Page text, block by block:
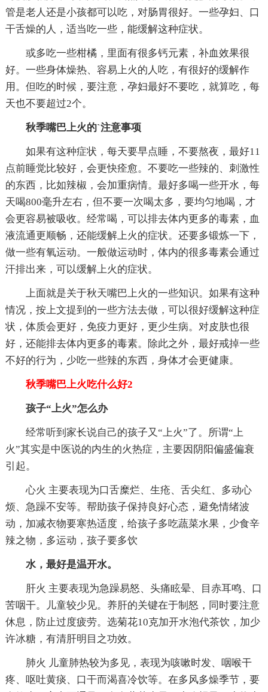
管是老人还是小孩都可以吃，对肠胃很好。一些孕妇、口
干舌燥的人，适当吃一些，能缓解这种症状。
或多吃一些柑橘，里面有很多钙元素，补血效果很
好。一些身体燥热、容易上火的人吃，有很好的缓解作
用。但吃的时候，要注意，孕妇最好不要吃，就算吃，每
天也不要超过2个。
秋季嘴巴上火的`注意事项
如果有这种症状，每天要早点睡，不要熬夜，最好11
点前睡觉比较好，会更快痊愈。不要吃一些辣的、刺激性
的东西，比如辣椒，会加重病情。最好多喝一些开水，每
天喝800毫升左右，但不要一次喝太多，要均匀地喝，才
会更容易被吸收。经常喝，可以排去体内更多的毒素，血
液流通更顺畅，还能缓解上火的症状。还要多锻炼一下，
做一些有氧运动。一般做运动时，体内的很多毒素会通过
汗排出来，可以缓解上火的症状。
上面就是关于秋天嘴巴上火的一些知识。如果有这种
情况，按上文提到的一些方法去做，可以很好缓解这种症
状，体质会更好，免疫力更好，更少生病。对皮肤也很
好，还能排去体内更多的毒素。除此之外，最好戒掉一些
不好的行为，少吃一些辣的东西，身体才会更健康。
秋季嘴巴上火吃什么好2
孩子“上火”怎么办
经常听到家长说自己的孩子又“上火”了。所谓“上
火”其实是中医说的内生的火热症，主要因阴阳偏盛偏衰
引起。
心火 主要表现为口舌糜烂、生疮、舌尖红、多动心
烦、急躁不安等。帮助孩子保持良好心态，避免情绪波
动，加减衣物要寒热适度，给孩子多吃蔬菜水果，少食辛
辣之物，多运动，孩子要多饮
水，最好是温开水。
肝火 主要表现为急躁易怒、头痛眩晕、目赤耳鸣、口
苦咽干。儿童较少见。养肝的关键在于制怒，同时要注意
休息，防止过度疲劳。选菊花10克加开水泡代茶饮，加少
许冰糖，有清肝明目之功效。
肺火 儿童肺热较为多见，表现为咳嗽时发、咽喉干
疼、呕吐黄痰、口干而渴喜冷饮等。在多风多燥季节，要